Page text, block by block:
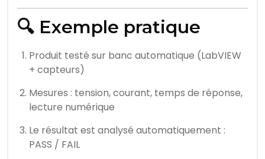
🔍 Exemple pratique
Produit testé sur banc automatique (LabVIEW
+ capteurs)
Mesures : tension, courant, temps de réponse,
lecture numérique
Le résultat est analysé automatiquement :
PASS / FAIL